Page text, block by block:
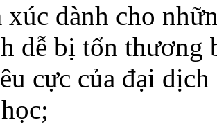
xúc dành cho
dễ bị tổn thương
cực của đại